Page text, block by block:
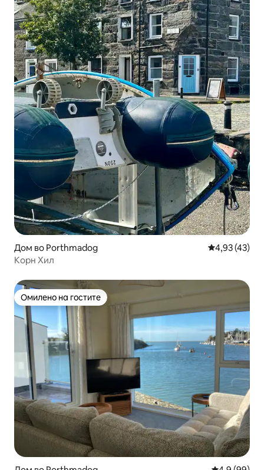
Дом во Porthmadog Просечна
4,93 (43)
Корн Хил
Омилено на гостите
Омилено на гостите